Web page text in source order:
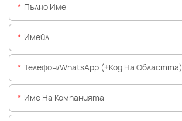
Пълно Име
Имейл
Телефон/WhatsApp (+Код На Областта)
Име На Компанията